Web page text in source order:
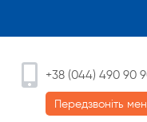
+38 (044) 490 90
Передзвоніть